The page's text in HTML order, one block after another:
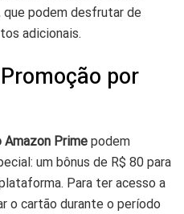
que podem desfrutar de
adicionais.
por
Amazon Prime podem
um bônus de R$ 80 para
Para ter acesso a
o cartão durante o período